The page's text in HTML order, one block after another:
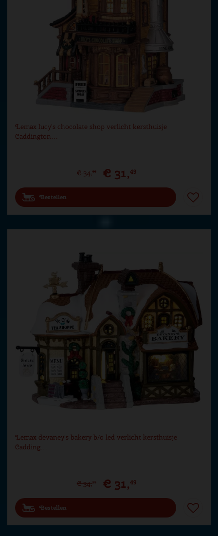
Lemax lucy's chocolate shop verlicht kersthuisje
Caddington…
€ 34,99 € 31,49
Bestellen
Lemax devaney's bakery b/o led verlicht kersthuisje
Cadding…
€ 34,99 € 31,49
Bestellen